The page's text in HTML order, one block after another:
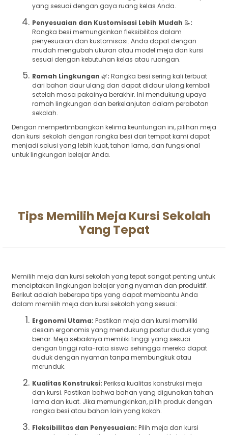
yang sesuai dengan gaya ruang kelas Anda.
Penyesuaian dan Kustomisasi Lebih Mudah 📝:
Rangka besi memungkinkan fleksibilitas dalam
penyesuaian dan kustomisasi. Anda dapat dengan
mudah mengubah ukuran atau model meja dan kursi
sesuai dengan kebutuhan kelas atau ruangan.
Ramah Lingkungan 🌿: Rangka besi sering kali terbuat
dari bahan daur ulang dan dapat didaur ulang kembali
setelah masa pakainya berakhir. Ini mendukung upaya
ramah lingkungan dan berkelanjutan dalam perabotan
sekolah.
Dengan mempertimbangkan kelima keuntungan ini, pilihan meja
dan kursi sekolah dengan rangka besi dari tempat kami dapat
menjadi solusi yang lebih kuat, tahan lama, dan fungsional
untuk lingkungan belajar Anda.
Tips Memilih Meja Kursi Sekolah
Yang Tepat
Memilih meja dan kursi sekolah yang tepat sangat penting untuk
menciptakan lingkungan belajar yang nyaman dan produktif.
Berikut adalah beberapa tips yang dapat membantu Anda
dalam memilih meja dan kursi sekolah yang sesuai:
Ergonomi Utama: Pastikan meja dan kursi memiliki
desain ergonomis yang mendukung postur duduk yang
benar. Meja sebaiknya memiliki tinggi yang sesuai
dengan tinggi rata-rata siswa sehingga mereka dapat
duduk dengan nyaman tanpa membungkuk atau
merunduk.
Kualitas Konstruksi: Periksa kualitas konstruksi meja
dan kursi. Pastikan bahwa bahan yang digunakan tahan
lama dan kuat. Jika memungkinkan, pilih produk dengan
rangka besi atau bahan lain yang kokoh.
Fleksibilitas dan Penyesuaian: Pilih meja dan kursi